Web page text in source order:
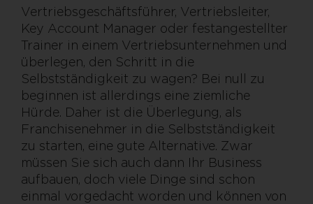
Vertriebsgeschäftsführer, Vertriebsleiter,
Key Account Manager oder festangestellter
Trainer in einem Vertriebsunternehmen und
überlegen, den Schritt in die
Selbstständigkeit zu wagen? Bei null zu
beginnen ist allerdings eine ziemliche
Hürde. Daher ist die Überlegung, als
Franchisenehmer in die Selbstständigkeit
zu starten, eine gute Alternative. Zwar
müssen Sie sich auch dann Ihr Business
aufbauen, doch viele Dinge sind schon
einmal vorgedacht worden und können von